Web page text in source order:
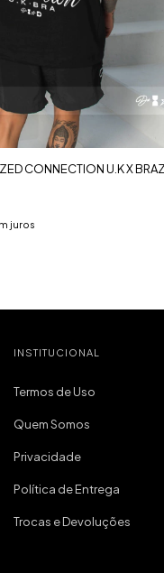
CONNECTION U.K X
juros
INSTITUCIONAL
Termos de Uso
Quem Somos
Privacidade
Política de Entrega
Trocas e Devoluções